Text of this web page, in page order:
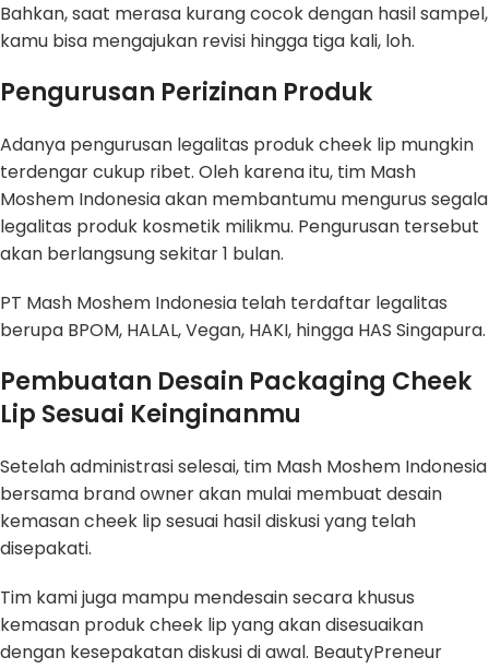
Bahkan, saat merasa kurang cocok dengan hasil sampel,
kamu bisa mengajukan revisi hingga tiga kali, loh.
Pengurusan Perizinan Produk
Adanya pengurusan legalitas produk cheek lip mungkin
terdengar cukup ribet. Oleh karena itu, tim Mash
Moshem Indonesia akan membantumu mengurus segala
legalitas produk kosmetik milikmu. Pengurusan tersebut
akan berlangsung sekitar 1 bulan.
PT Mash Moshem Indonesia telah terdaftar legalitas
berupa BPOM, HALAL, Vegan, HAKI, hingga HAS Singapura.
Pembuatan Desain Packaging Cheek
Lip Sesuai Keinginanmu
Setelah administrasi selesai, tim Mash Moshem Indonesia
bersama brand owner akan mulai membuat desain
kemasan cheek lip sesuai hasil diskusi yang telah
disepakati.
Tim kami juga mampu mendesain secara khusus
kemasan produk cheek lip yang akan disesuaikan
dengan kesepakatan diskusi di awal. BeautyPreneur